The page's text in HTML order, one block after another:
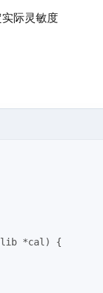
实际灵敏度
*cal)
{